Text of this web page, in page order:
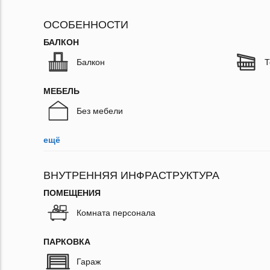
ОСОБЕННОСТИ
БАЛКОН
Балкон
МЕБЕЛЬ
Без мебели
ещё
ВНУТРЕННЯЯ ИНФРАСТРУКТУРА
ПОМЕЩЕНИЯ
Комната персонала
ПАРКОВКА
Гараж